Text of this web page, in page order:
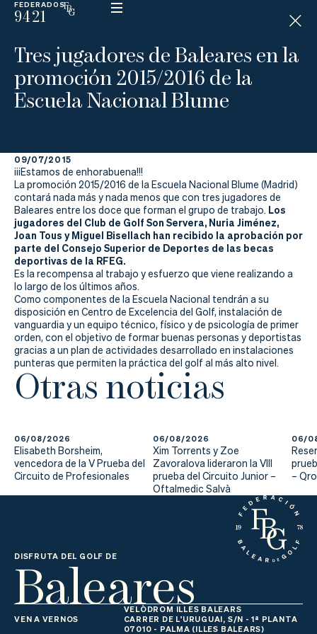
FEDERADOS
9421
ESP
N
D
C
A
P
La
Federación
Federarse
Jugar
Aprender
Actualidad
Tienda
Tres jugadores de Baleares en la
promoción 2015/2016 de la
Escuela Nacional Blume
09/07/2015
¡¡¡Estamos de enhorabuena!!!
La promoción 2015/2016 de la Escuela Nacional Blume (Madrid)
contará nada más y nada menos que con tres jugadores de
Baleares entre los doce que forman el grupo de trabajo. Los
jugadores del Club de Golf Son Servera, Nuria Jiménez,
Joan Tous y Miguel Bisellach han recibido la aprobación por
parte del Consejo Superior de Deportes de las becas
deportivas de la RFEG.
Es la recompensa al trabajo y esfuerzo que viene realizando a
lo largo de los últimos años.
Como componentes de la Escuela Nacional tendrán a su
disposición en Centro de Excelencia del Golf, instalación de
vanguardia y un equipo técnico, físico y de psicología de primer
orden, con el objetivo de formar buenas personas y deportistas
gracias a un plan de actividades desarrollado en instalaciones
punteras que permiten la práctica del golf al más alto nivel.
Otras noticias
06/08/2026
Elisabeth Borsheim,
vencedora de la V Prueba del
Circuito de Profesionales
06/08/2026
Xim Torrents y Zoe
Zavoralova lideraron la VIII
prueba del Circuito Junior –
Oftalmedic Salvà
06/
–
DISFRUTA DEL GOLF DE
Baleares
VEN A VERNOS
VELÒDROM ILLES BALEARS
CARRER DE L'URUGUAI, S/N - 1ª PLANTA
07010 - PALMA (ILLES BALEARS)